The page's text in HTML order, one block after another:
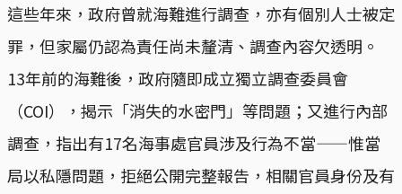
這些年來，政府曾就海難進行調查，亦有個別人士被定
罪，但家屬仍認為責任尚未釐清、調查內容欠透明。
13年前的海難後，政府隨即成立獨立調查委員會
（COI），揭示「消失的水密門」等問題；又進行內部
調查，指出有17名海事處官員涉及行為不當——惟當
局以私隱問題，拒絕公開完整報告，相關官員身份及有